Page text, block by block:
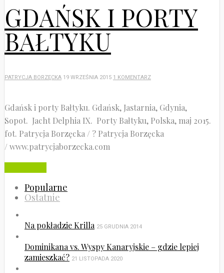
GDAŃSK I PORTY
BAŁTYKU
PATRYCJA BORZĘCKA 19 WRZEŚNIA 2015 1 KOMENTARZ
Gdańsk i porty Bałtyku. Gdańsk, Jastarnia, Gdynia,
Sopot. Jacht Delphia IX. Porty Bałtyku, Polska, maj 2015.
fot. Patrycja Borzęcka / ? Patrycja Borzęcka
/ www.patrycjaborzecka.com
Popularne
Ostatnie
Na pokładzie Krilla 25 GRUDNIA 2014
Dominikana vs. Wyspy Kanaryjskie – gdzie lepiej
zamieszkać? 21 LISTOPADA 2020